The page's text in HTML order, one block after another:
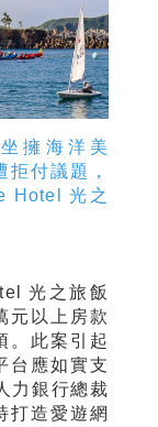
擁海洋美
付議題，
Hotel 光之
光之旅飯
元以上房款
。此案引起
台應如實支
力銀行總裁
打造愛遊網